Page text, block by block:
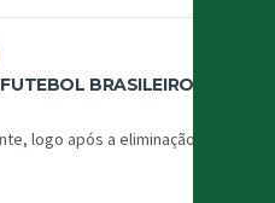
BRASILEIRO
logo após a eliminação...